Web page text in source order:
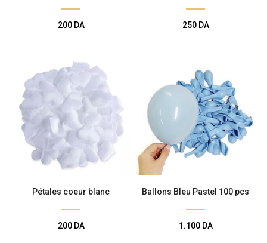
200 DA 250 DA
Pétales coeur blanc
200 DA
Ballons Bleu Pastel 100 pcs
1.100 DA